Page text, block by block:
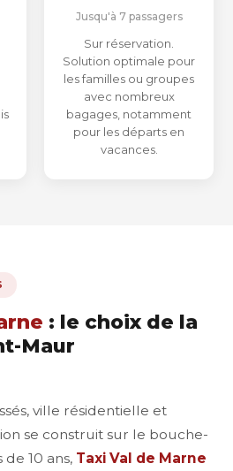
Jusqu'à 7 passagers
Sur réservation.
Solution optimale pour
les familles ou groupes
avec nombreux
bagages, notamment
pour les départs en
vacances.
: le choix de la
Maur
ville résidentielle et
se construit sur le bouche-
10 ans, Taxi Val de Marne